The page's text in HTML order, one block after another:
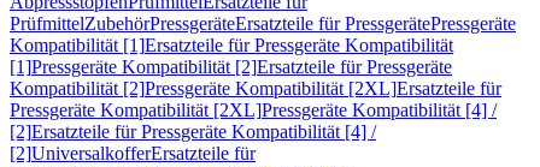
PrüfmittelZubehörPressgeräteErsatzteile für PressgerätePressgeräte
Kompatibilität [1]Ersatzteile für Pressgeräte Kompatibilität
[1]Pressgeräte Kompatibilität [2]Ersatzteile für Pressgeräte
Kompatibilität [2]Pressgeräte Kompatibilität [2XL]Ersatzteile für
Pressgeräte Kompatibilität [2XL]Pressgeräte Kompatibilität [4] /
[2]Ersatzteile für Pressgeräte Kompatibilität [4] /
[2]UniversalkofferErsatzteile für